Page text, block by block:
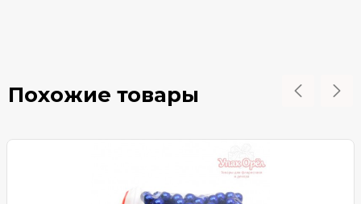
Похожие товары